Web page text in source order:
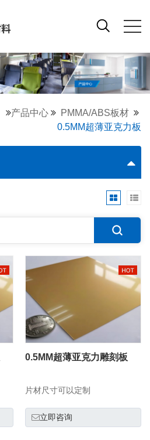
产品中心
PMMA/ABS板材
0.5MM超薄亚克力板
0.5MM超薄亚克力雕刻板
片材尺寸可以定制
立即咨询